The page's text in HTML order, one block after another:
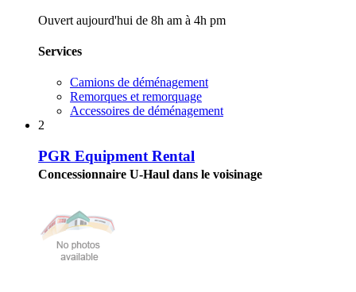
Ouvert aujourd'hui de 8h am à 4h pm
Services
Camions de déménagement
Remorques et remorquage
Accessoires de déménagement
2
PGR Equipment Rental
Concessionnaire U-Haul dans le voisinage